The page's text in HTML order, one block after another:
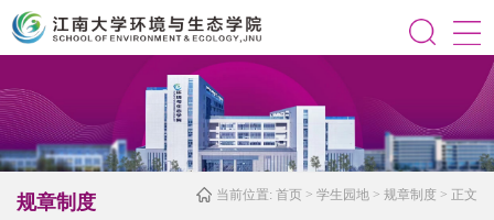
当前位置: 首页 > 学生园地 > 规章制度 > 正文
规章制度